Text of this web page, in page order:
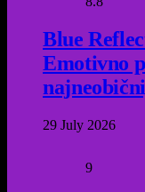
Blue
Emotivno
29 July 2026
9